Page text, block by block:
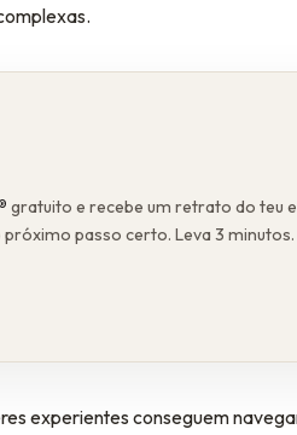
gratuito e recebe um retrato do teu
passo certo. Leva 3 minutos.
experientes conseguem